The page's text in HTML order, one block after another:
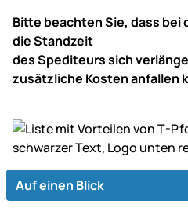
Bitte beachten Sie, dass bei
die Standzeit
des Spediteurs sich
zusätzliche Kosten anfallen
Auf einen Blick